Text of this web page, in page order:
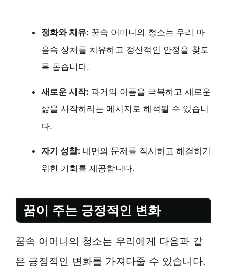
정화와 치유: 꿈속 어머니의 청소는 우리 마
음속 상처를 치유하고 정신적인 안정을 찾도
록 돕습니다.
새로운 시작: 과거의 아픔을 극복하고 새로운
삶을 시작하라는 메시지로 해석될 수 있습니
다.
자기 성찰: 내면의 문제를 직시하고 해결하기
위한 기회를 제공합니다.
꿈이 주는 긍정적인 변화
꿈속 어머니의 청소는 우리에게 다음과 같
은 긍정적인 변화를 가져다줄 수 있습니다.